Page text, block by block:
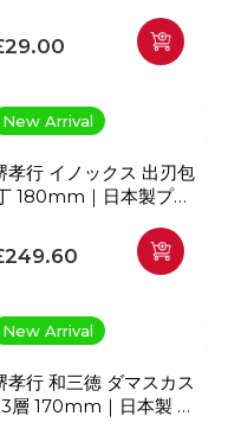
通常価格
New Arrival
孝行 イノックス 出刃包
180mm｜日本製プロ
通常価格
New Arrival
孝行 和三徳 ダマスカス
層 170mm｜日本製 三